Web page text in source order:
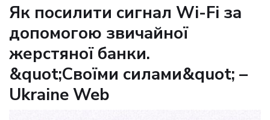
Як посилити сигнал Wi-Fi за
допомогою звичайної
жерстяної банки.
&quot;Своїми силами&quot; –
Ukraine Web